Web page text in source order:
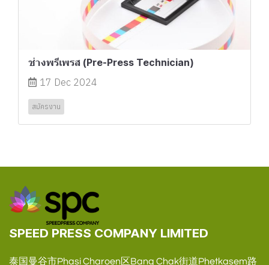
ช่างพรีเพรส (Pre-Press Technician)
17 Dec 2024
สมัครงาน
SPEED PRESS COMPANY LIMITED
泰国曼谷市Phasi Charoen区Bang Chak街道Phetkasem路